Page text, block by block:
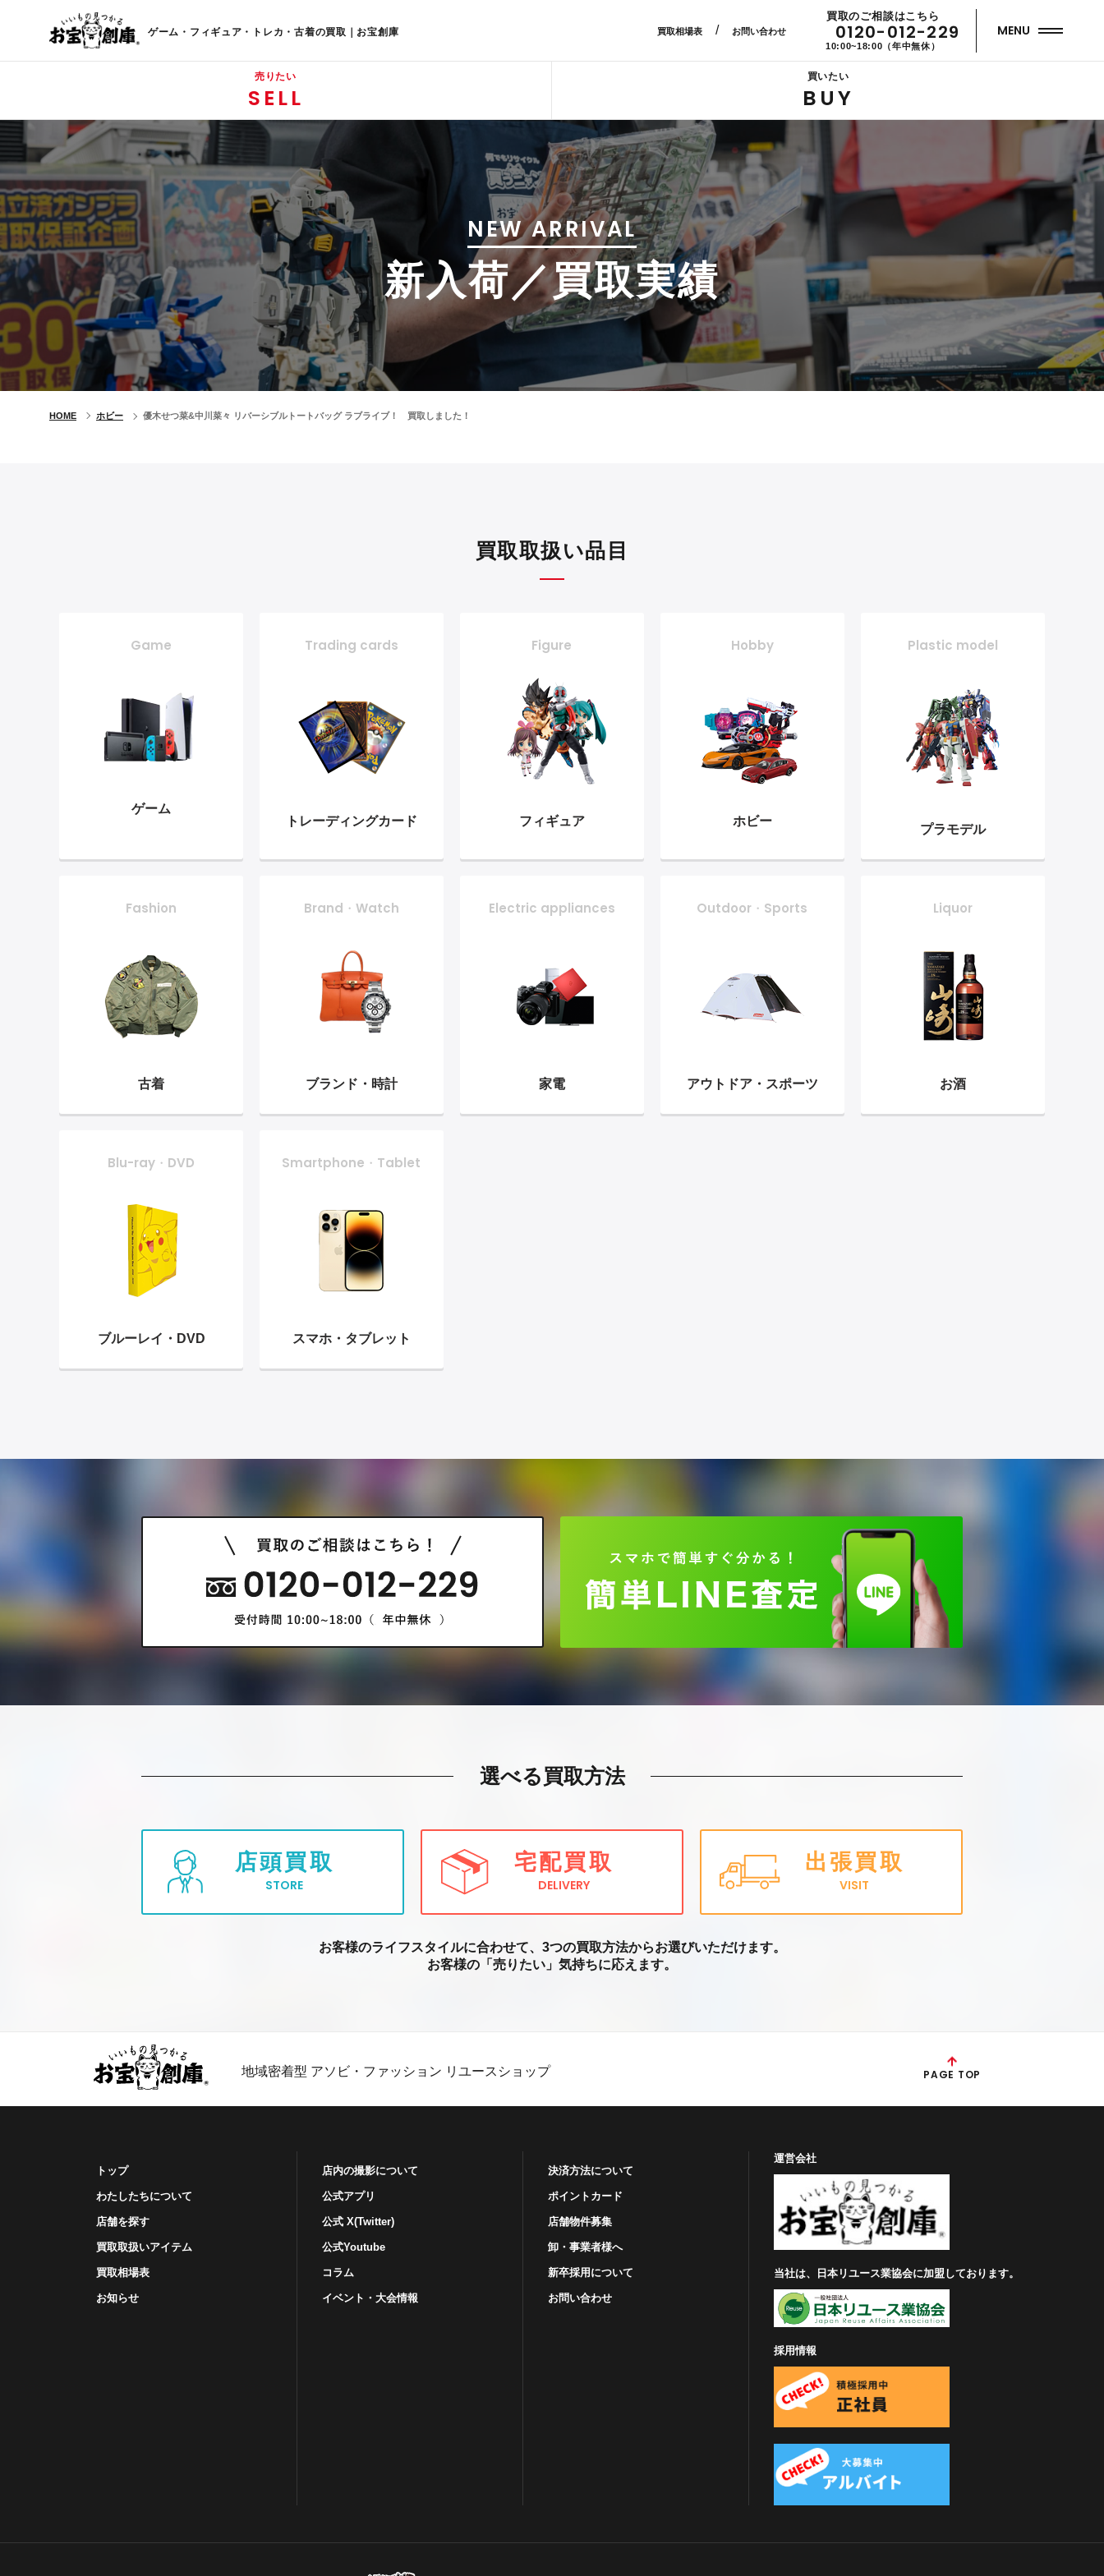
ゲーム・フィギュア・トレカ・古着の買取｜お宝創庫 買取相場表/ お問い合わせ
買取のご相談はこちら
0120-012-229
10:00~18:00（年中無休）
MENU
売りたい
SELL
買いたい
BUY
NEW ARRIVAL
新入荷／買取実績
HOME ホビー 優木せつ菜&中川菜々 リバーシブルトートバッグ ラブライブ！ 買取しました！
買取取扱い品目
Game
ゲーム
Trading cards
トレーディングカード
Figure
フィギュア
Hobby
ホビー
Plastic model
プラモデル
Fashion
古着
Brand・Watch
ブランド・時計
Electric appliances
家電
Outdoor・Sports
アウトドア・ スポーツ
Liquor
お酒
Blu-ray・DVD
ブルーレイ・ DVD
Smartphone・Tablet
スマホ・ タブレット
選べる買取方法
店頭買取
STORE
宅配買取
DELIVERY
出張買取
VISIT
お客様のライフスタイルに合わせて、3つの買取方法からお選びいただけます。
お客様の「売りたい」気持ちに応えます。
地域密着型 アソビ・ファッション リユースショップ PAGE TOP
トップ
わたしたちについて
店舗を探す
買取取扱いアイテム
買取相場表
お知らせ
店内の撮影について
公式アプリ
公式 X(Twitter)
公式Youtube
コラム
イベント・⼤会情報
決済方法について
ポイントカード
店舗物件募集
卸・事業者様へ
新卒採用について
お問い合わせ
運営会社
当社は、日本リユース業協会に加盟しております。
採用情報